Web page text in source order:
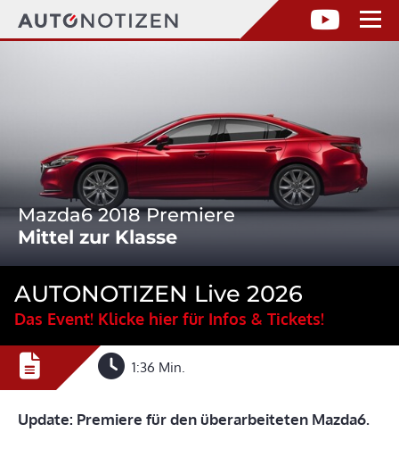
Mazda6 2018 Premiere
Mittel zur Klasse
AUTONOTIZEN Live 2026
Das Event! Klicke hier für Infos & Tickets!
1:36 Min.
Update: Premiere für den überarbeiteten Mazda6.